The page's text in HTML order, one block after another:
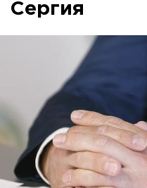
Сергия